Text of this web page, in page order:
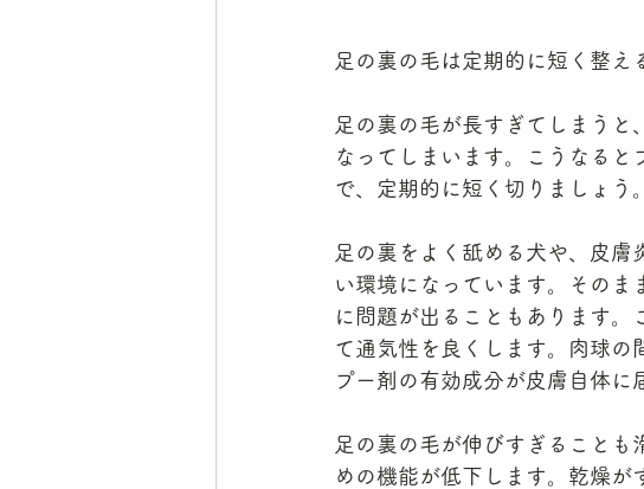
足の裏の毛は定期的に短く整え
足の裏の毛が長すぎてしまうと
なってしまいます。こうなる
で、定期的に短く切りましょう。
足の裏をよく舐める犬や、皮
い環境になっています。そのま
に問題が出ることもあります。
て通気性を良くします。肉球の
プー剤の有効成分が皮膚自体に
足の裏の毛が伸びすぎることも
めの機能が低下します。乾燥